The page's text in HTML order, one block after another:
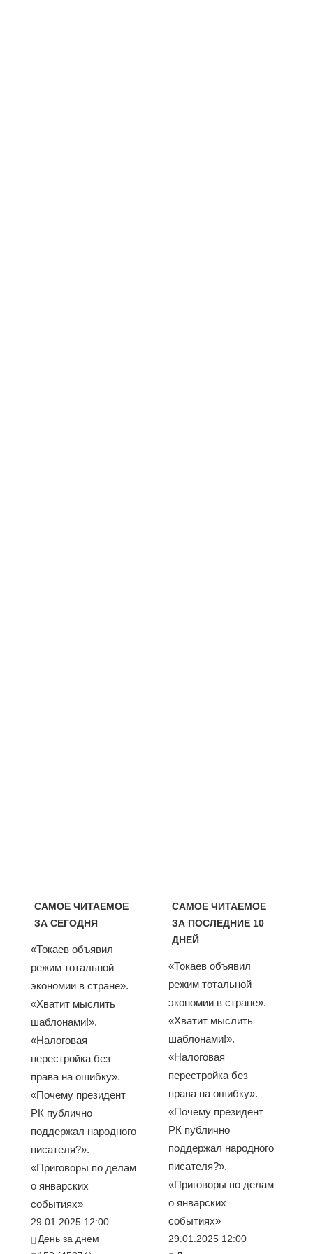
САМОЕ ЧИТАЕМОЕ
ЗА СЕГОДНЯ
«Токаев объявил
режим тотальной
экономии в стране».
«Хватит мыслить
шаблонами!».
«Налоговая
перестройка без
права на ошибку».
«Почему президент
РК публично
поддержал народного
писателя?».
«Приговоры по делам
о январских
событиях»
29.01.2025 12:00
День за днем
САМОЕ ЧИТАЕМОЕ
ЗА ПОСЛЕДНИЕ 10
ДНЕЙ
«Токаев объявил
режим тотальной
экономии в стране».
«Хватит мыслить
шаблонами!».
«Налоговая
перестройка без
права на ошибку».
«Почему президент
РК публично
поддержал народного
писателя?».
«Приговоры по делам
о январских
событиях»
29.01.2025 12:00